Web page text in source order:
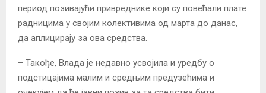
период позивајући привреднике који су повећали плате
радницима у својим колективима од марта до данас,
да аплицирају за ова средства.
– Такође, Влада је недавно усвојила и уредбу о
подстицајима малим и средњим предузећима и